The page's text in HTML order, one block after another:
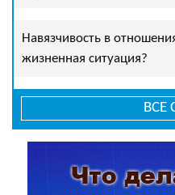
Навязчивость в
жизненная ситуация?
ВСЕ